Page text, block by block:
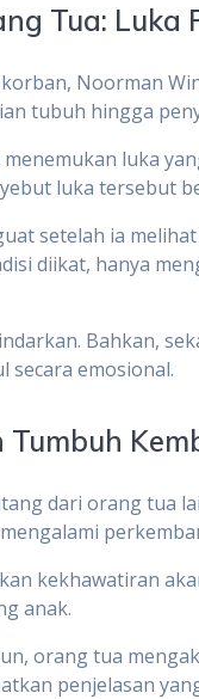
Tua: Luka
Noorman
tubuh hingga
luka
luka tersebut
setelah ia
diikat, hanya
Bahkan,
secara emosional.
dari orang tua
kekhawatiran
anak.
orang tua
penjelasan